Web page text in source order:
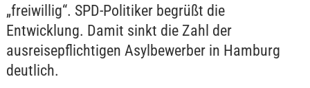
„freiwillig“. SPD-Politiker begrüßt die
Entwicklung. Damit sinkt die Zahl der
ausreisepflichtigen Asylbewerber in Hamburg
deutlich.